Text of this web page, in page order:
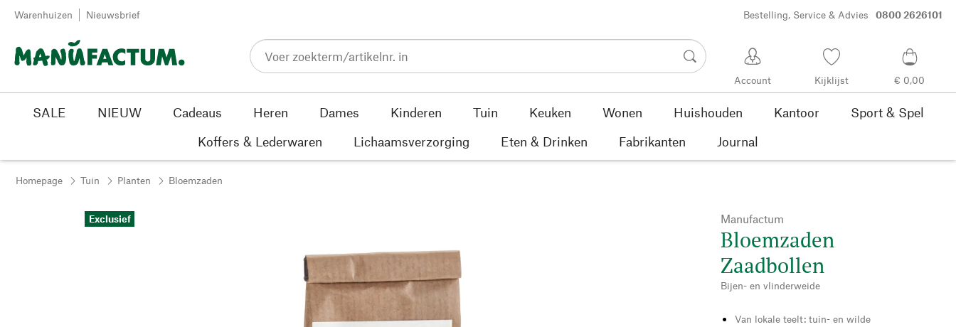
Passer au contenu
Warenhuizen Nieuwsbrief Bestelling, Service & Advies 0800 2626101
Account Kijklijst € 0,00
SALE NIEUW Cadeaus Heren Dames Kinderen Tuin Keuken Wonen Huishouden Kantoor
Sport & Spel
Koffers & Lederwaren
Lichaamsverzorging Eten & Drinken Fabrikanten Journal
Homepage Tuin Planten Bloemzaden
Exclusief Manufactum
Bloemzaden
Zaadbollen
Bijen- en vlinderweide
Van lokale teelt: tuin- en wilde